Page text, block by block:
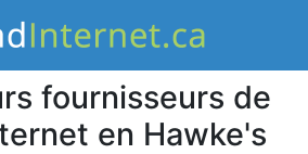
fournisseurs de
en Hawke's